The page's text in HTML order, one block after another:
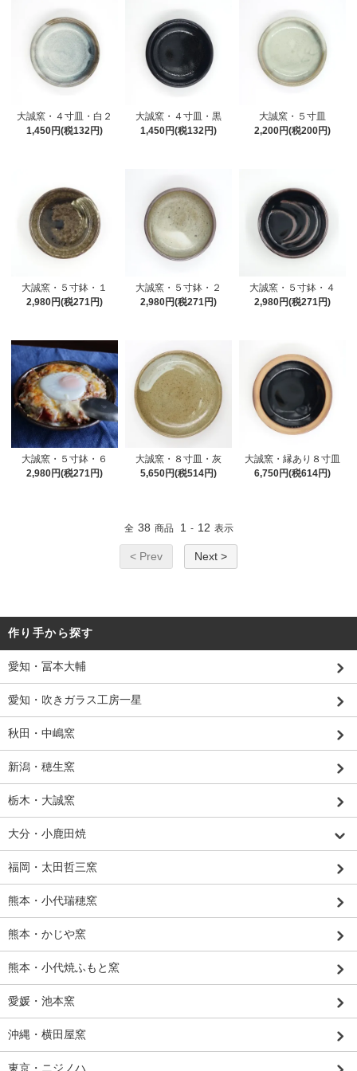
大誠窯・４寸皿・白２
1,450円(税132円)
大誠窯・４寸皿・黒
1,450円(税132円)
大誠窯・５寸皿
2,200円(税200円)
大誠窯・５寸鉢・１
2,980円(税271円)
大誠窯・５寸鉢・２
2,980円(税271円)
大誠窯・５寸鉢・４
2,980円(税271円)
大誠窯・５寸鉢・６
2,980円(税271円)
大誠窯・８寸皿・灰
5,650円(税514円)
大誠窯・縁あり８寸皿
6,750円(税614円)
全 38 商品 1 - 12 表示
< Prev Next >
作り手から探す
愛知・冨本大輔
愛知・吹きガラス工房一星
秋田・中嶋窯
新潟・穂生窯
栃木・大誠窯
大分・小鹿田焼
福岡・太田哲三窯
熊本・小代瑞穂窯
熊本・かじや窯
熊本・小代焼ふもと窯
愛媛・池本窯
沖縄・横田屋窯
東京・ニジノハ